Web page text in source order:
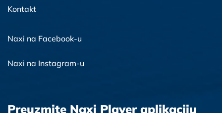
Kontakt
Naxi na Facebook-u
Naxi na Instagram-u
Preuzmite Naxi Player aplikaciju